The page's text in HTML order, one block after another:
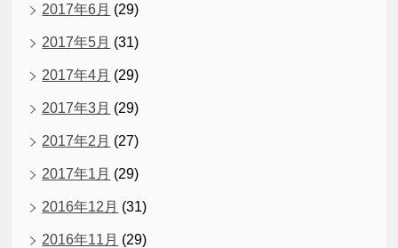
2017年6月 (29)
2017年5月 (31)
2017年4月 (29)
2017年3月 (29)
2017年2月 (27)
2017年1月 (29)
2016年12月 (31)
2016年11月 (29)